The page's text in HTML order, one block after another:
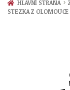
HLAVNÍ STRANA ›
STEZKA Z